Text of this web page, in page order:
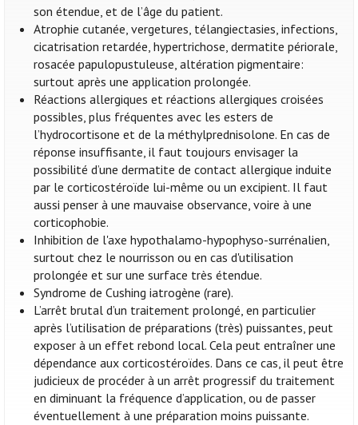
son étendue, et de l’âge du patient.
Atrophie cutanée, vergetures, télangiectasies, infections,
cicatrisation retardée, hypertrichose, dermatite périorale,
rosacée papulopustuleuse, altération pigmentaire:
surtout après une application prolongée.
Réactions allergiques et réactions allergiques croisées
possibles, plus fréquentes avec les esters de
l’hydrocortisone et de la méthylprednisolone. En cas de
réponse insuffisante, il faut toujours envisager la
possibilité d’une dermatite de contact allergique induite
par le corticostéroïde lui-même ou un excipient. Il faut
aussi penser à une mauvaise observance, voire à une
corticophobie.
Inhibition de l'axe hypothalamo-hypophyso-surrénalien,
surtout chez le nourrisson ou en cas d'utilisation
prolongée et sur une surface très étendue.
Syndrome de Cushing iatrogène (rare).
L’arrêt brutal d’un traitement prolongé, en particulier
après l’utilisation de préparations (très) puissantes, peut
exposer à un effet rebond local. Cela peut entraîner une
dépendance aux corticostéroïdes. Dans ce cas, il peut être
judicieux de procéder à un arrêt progressif du traitement
en diminuant la fréquence d’application, ou de passer
éventuellement à une préparation moins puissante.